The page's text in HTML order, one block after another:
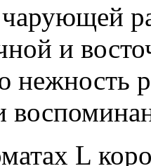
и
нежность
L